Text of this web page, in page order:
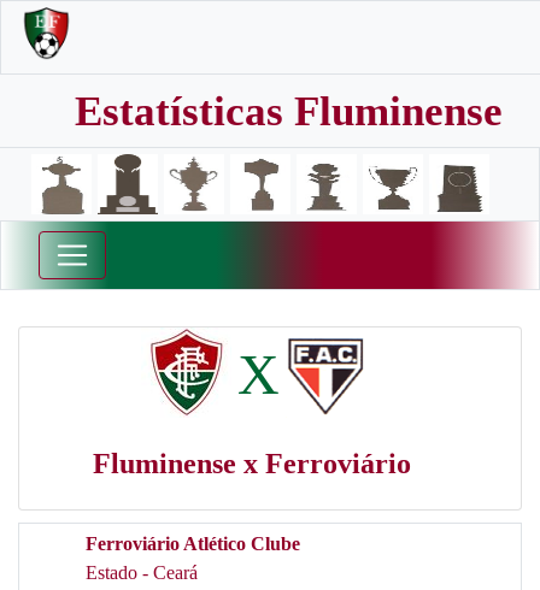
Estatísticas Fluminense
X
Fluminense x Ferroviário
Ferroviário Atlético Clube
Estado - Ceará